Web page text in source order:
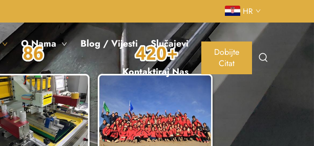
HR
O Nama Blog / Vijesti Slučajevi
Kontaktiraj Nas
Dobijte
Citat